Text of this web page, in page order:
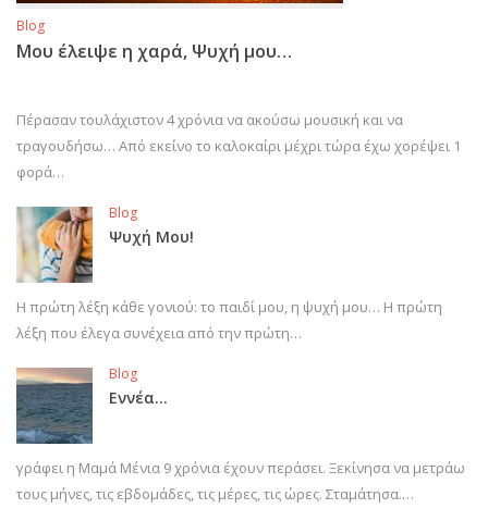
Blog
Μου έλειψε η χαρά, Ψυχή μου…
Πέρασαν τουλάχιστον 4 χρόνια να ακούσω μουσική και να
τραγουδήσω… Από εκείνο το καλοκαίρι μέχρι τώρα έχω χορέψει 1
φορά…
Blog
Ψυχή Μου!
Η πρώτη λέξη κάθε γονιού: το παιδί μου, η ψυχή μου… Η πρώτη
λέξη που έλεγα συνέχεια από την πρώτη…
Blog
Εννέα…
γράφει η Μαμά Μένια 9 χρόνια έχουν περάσει. Ξεκίνησα να μετράω
τους μήνες, τις εβδομάδες, τις μέρες, τις ώρες. Σταμάτησα.…